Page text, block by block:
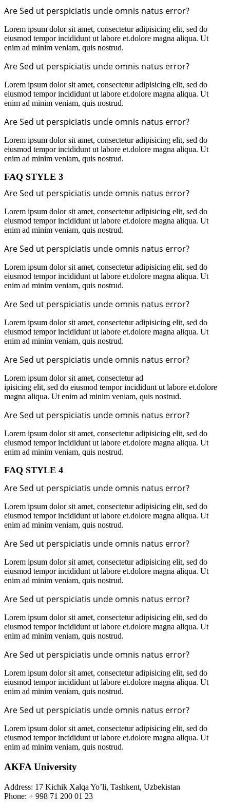
Are Sed ut perspiciatis unde omnis natus error?
Lorem ipsum dolor sit amet, consectetur adipisicing elit, sed do
eiusmod tempor incididunt ut labore et.dolore magna aliqua. Ut
enim ad minim veniam, quis nostrud.
Are Sed ut perspiciatis unde omnis natus error?
Lorem ipsum dolor sit amet, consectetur adipisicing elit, sed do
eiusmod tempor incididunt ut labore et.dolore magna aliqua. Ut
enim ad minim veniam, quis nostrud.
Are Sed ut perspiciatis unde omnis natus error?
Lorem ipsum dolor sit amet, consectetur adipisicing elit, sed do
eiusmod tempor incididunt ut labore et.dolore magna aliqua. Ut
enim ad minim veniam, quis nostrud.
FAQ STYLE 3
Are Sed ut perspiciatis unde omnis natus error?
Lorem ipsum dolor sit amet, consectetur adipisicing elit, sed do
eiusmod tempor incididunt ut labore et.dolore magna aliqua. Ut
enim ad minim veniam, quis nostrud.
Are Sed ut perspiciatis unde omnis natus error?
Lorem ipsum dolor sit amet, consectetur adipisicing elit, sed do
eiusmod tempor incididunt ut labore et.dolore magna aliqua. Ut
enim ad minim veniam, quis nostrud.
Are Sed ut perspiciatis unde omnis natus error?
Lorem ipsum dolor sit amet, consectetur adipisicing elit, sed do
eiusmod tempor incididunt ut labore et.dolore magna aliqua. Ut
enim ad minim veniam, quis nostrud.
Are Sed ut perspiciatis unde omnis natus error?
Lorem ipsum dolor sit amet, consectetur ad
ipisicing elit, sed do eiusmod tempor incididunt ut labore et.dolore
magna aliqua. Ut enim ad minim veniam, quis nostrud.
Are Sed ut perspiciatis unde omnis natus error?
Lorem ipsum dolor sit amet, consectetur adipisicing elit, sed do
eiusmod tempor incididunt ut labore et.dolore magna aliqua. Ut
enim ad minim veniam, quis nostrud.
FAQ STYLE 4
Are Sed ut perspiciatis unde omnis natus error?
Lorem ipsum dolor sit amet, consectetur adipisicing elit, sed do
eiusmod tempor incididunt ut labore et.dolore magna aliqua. Ut
enim ad minim veniam, quis nostrud.
Are Sed ut perspiciatis unde omnis natus error?
Lorem ipsum dolor sit amet, consectetur adipisicing elit, sed do
eiusmod tempor incididunt ut labore et.dolore magna aliqua. Ut
enim ad minim veniam, quis nostrud.
Are Sed ut perspiciatis unde omnis natus error?
Lorem ipsum dolor sit amet, consectetur adipisicing elit, sed do
eiusmod tempor incididunt ut labore et.dolore magna aliqua. Ut
enim ad minim veniam, quis nostrud.
Are Sed ut perspiciatis unde omnis natus error?
Lorem ipsum dolor sit amet, consectetur adipisicing elit, sed do
eiusmod tempor incididunt ut labore et.dolore magna aliqua. Ut
enim ad minim veniam, quis nostrud.
Are Sed ut perspiciatis unde omnis natus error?
Lorem ipsum dolor sit amet, consectetur adipisicing elit, sed do
eiusmod tempor incididunt ut labore et.dolore magna aliqua. Ut
enim ad minim veniam, quis nostrud.
AKFA University
Address: 17 Kichik Xalqa Yo’li, Tashkent, Uzbekistan
Phone: + 998 71 200 01 23